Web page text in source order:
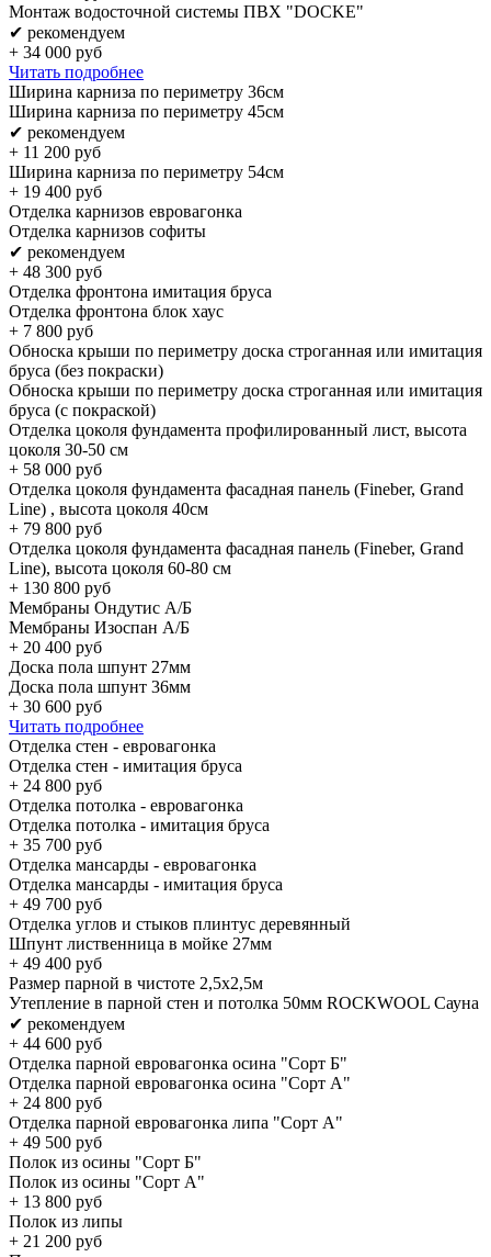
Монтаж водосточной системы ПВХ "DOCKE"
✔ рекомендуем
+ 34 000 руб
Читать подробнее
Ширина карниза по периметру 36см
Ширина карниза по периметру 45см
✔ рекомендуем
+ 11 200 руб
Ширина карниза по периметру 54см
+ 19 400 руб
Отделка карнизов евровагонка
Отделка карнизов софиты
✔ рекомендуем
+ 48 300 руб
Отделка фронтона имитация бруса
Отделка фронтона блок хаус
+ 7 800 руб
Обноска крыши по периметру доска строганная или имитация
бруса (без покраски)
Обноска крыши по периметру доска строганная или имитация
бруса (с покраской)
Отделка цоколя фундамента профилированный лист, высота
цоколя 30-50 см
+ 58 000 руб
Отделка цоколя фундамента фасадная панель (Fineber, Grand
Line) , высота цоколя 40см
+ 79 800 руб
Отделка цоколя фундамента фасадная панель (Fineber, Grand
Line), высота цоколя 60-80 см
+ 130 800 руб
Мембраны Ондутис А/Б
Мембраны Изоспан А/Б
+ 20 400 руб
Доска пола шпунт 27мм
Доска пола шпунт 36мм
+ 30 600 руб
Читать подробнее
Отделка стен - евровагонка
Отделка стен - имитация бруса
+ 24 800 руб
Отделка потолка - евровагонка
Отделка потолка - имитация бруса
+ 35 700 руб
Отделка мансарды - евровагонка
Отделка мансарды - имитация бруса
+ 49 700 руб
Отделка углов и стыков плинтус деревянный
Шпунт лиственница в мойке 27мм
+ 49 400 руб
Размер парной в чистоте 2,5х2,5м
Утепление в парной стен и потолка 50мм ROCKWOOL Сауна
✔ рекомендуем
+ 44 600 руб
Отделка парной евровагонка осина "Сорт Б"
Отделка парной евровагонка осина "Сорт А"
+ 24 800 руб
Отделка парной евровагонка липа "Сорт А"
+ 49 500 руб
Полок из осины "Cорт Б"
Полок из осины "Cорт А"
+ 13 800 руб
Полок из липы
+ 21 200 руб